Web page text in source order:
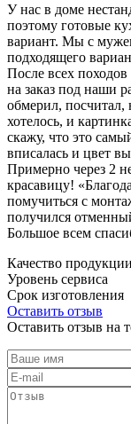
У нас в доме
поэтому готовые
вариант. Мы с
подходящего
После всех
на заказ под наши
обмерил, посчитал,
хотелось, и
скажу, что это
вписалась и цвет
Примерно через 2
красавицу!
помучиться с
получился
Большое всем
Качество продукции
Уровень сервиса
Срок изготовления
Оставить отзыв
Оставить отзыв на